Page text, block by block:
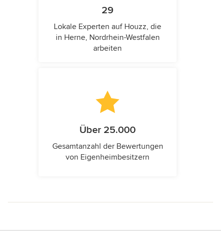
29
Lokale Experten auf Houzz, die
in Herne, Nordrhein-Westfalen
arbeiten
Über 25.000
Gesamtanzahl der Bewertungen
von Eigenheimbesitzern